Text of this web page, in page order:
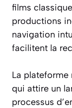
films
productions
navigation
facilitent la
La plateforme
qui attire un
processus